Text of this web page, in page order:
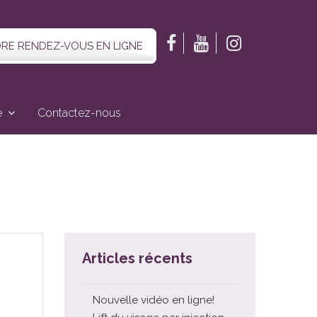
RENDEZ-VOUS EN LIGNE
Contactez-nous
Articles récents
Nouvelle vidéo en ligne!